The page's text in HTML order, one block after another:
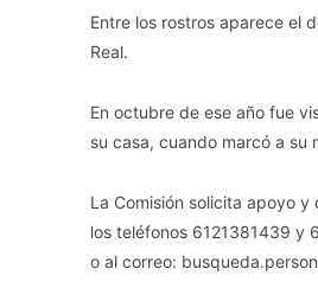
Entre los rostros aparece el
Real.
En octubre de ese año fue
su casa, cuando marcó a su
La Comisión solicita apoyo
los teléfonos 6121381439 y
o al correo: